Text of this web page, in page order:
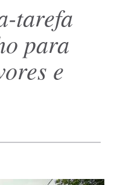
tarefa
para
e